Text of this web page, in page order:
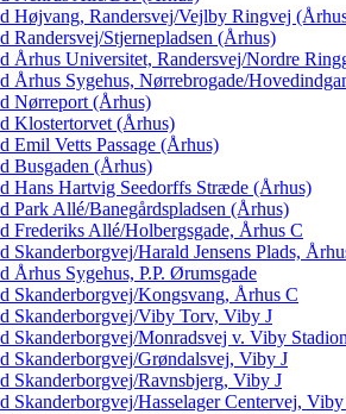
Højvang, Randersvej/Vejlby Ringvej
Randersvej/Stjernepladsen (Århus)
Århus Universitet, Randersvej/Nordre
Århus Sygehus, Nørrebrogade/
Nørreport (Århus)
Klostertorvet (Århus)
Emil Vetts Passage (Århus)
Busgaden (Århus)
Hans Hartvig Seedorffs Stræde (Århus)
Park Allé/Banegårdspladsen (Århus)
Frederiks Allé/Holbergsgade, Århus C
Skanderborgvej/Harald Jensens Plads,
Århus Sygehus, P.P. Ørumsgade
Skanderborgvej/Kongsvang, Århus C
Skanderborgvej/Viby Torv, Viby J
Skanderborgvej/Monradsvej v. Viby
Skanderborgvej/Grøndalsvej, Viby J
Skanderborgvej/Ravnsbjerg, Viby J
Skanderborgvej/Hasselager Centervej, Viby